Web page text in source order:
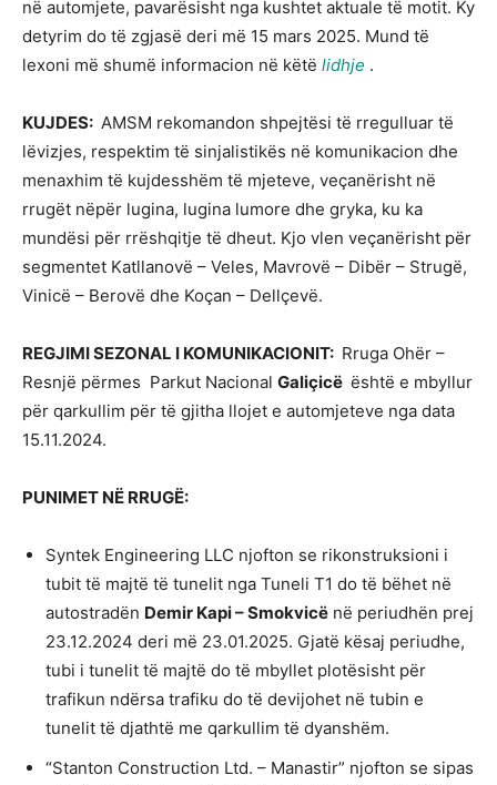
në automjete, pavarësisht nga kushtet aktuale të motit. Ky
detyrim do të zgjasë deri më 15 mars 2025. Mund të
lexoni më shumë informacion në këtë lidhje .
KUJDES: AMSM rekomandon shpejtësi të rregulluar të
lëvizjes, respektim të sinjalistikës në komunikacion dhe
menaxhim të kujdesshëm të mjeteve, veçanërisht në
rrugët nëpër lugina, lugina lumore dhe gryka, ku ka
mundësi për rrëshqitje të dheut. Kjo vlen veçanërisht për
segmentet Katllanovë – Veles, Mavrovë – Dibër – Strugë,
Vinicë – Berovë dhe Koçan – Dellçevë.
REGJIMI SEZONAL I KOMUNIKACIONIT: Rruga Ohër –
Resnjë përmes Parkut Nacional Galiçicë është e mbyllur
për qarkullim për të gjitha llojet e automjeteve nga data
15.11.2024.
PUNIMET NË RRUGË:
Syntek Engineering LLC njofton se rikonstruksioni i
tubit të majtë të tunelit nga Tuneli T1 do të bëhet në
autostradën Demir Kapi – Smokvicë në periudhën prej
23.12.2024 deri më 23.01.2025. Gjatë kësaj periudhe,
tubi i tunelit të majtë do të mbyllet plotësisht për
trafikun ndërsa trafiku do të devijohet në tubin e
tunelit të djathtë me qarkullim të dyanshëm.
“Stanton Construction Ltd. – Manastir” njofton se sipas